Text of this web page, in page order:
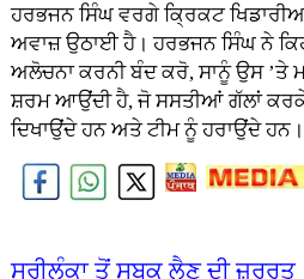
ਹਰਭਜਨ ਸਿੰਘ ਵਰਗੇ ਕ੍ਰਿਕਟ
ਅਵਾਜ਼ ਉਠਾਈ ਹੈ। ਹਰਭਜਨ ਸਿੰਘ ਨੇ
ਅਲੋਚਨਾ ਕਰਨੀ ਬੰਦ ਕਰੋ, ਸਾਨੂੰ ਉਸ ’ਤੇ
ਸ਼ਰਮ ਆਉਂਦੀ ਹੈ, ਜੋ ਸਸਤੀਆਂ ਗੱਲਾਂ ਕਰਕੇ
ਦਿਖਾਉਂਦੇ ਹਨ ਅਤੇ ਟੀਮ ਨੂੰ ਹਰਾਉਂਦੇ
ਸ੍ਰੀਲੰਕਾ ਤੋਂ ਸਬਕ ਲੈਣ ਦੀ ਜ਼ਰੂਰਤ